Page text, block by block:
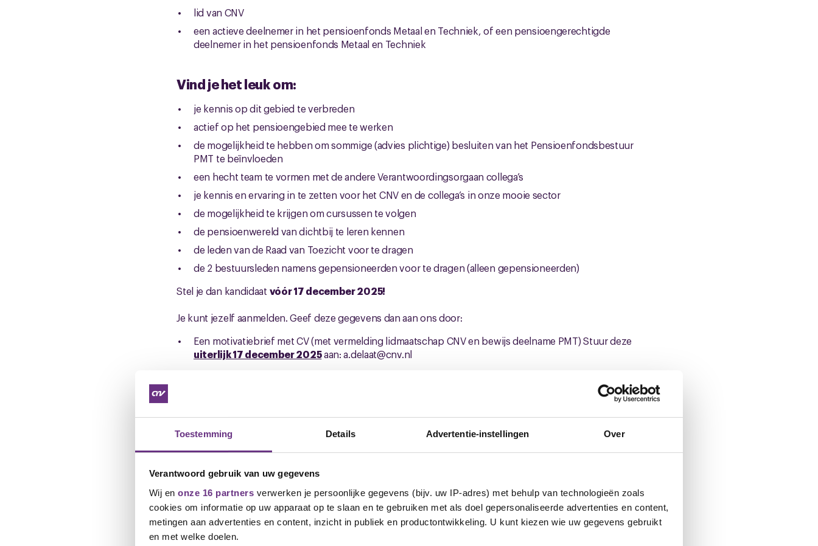
Toestemming Details Advertentie-instellingen Over
Verantwoord gebruik van uw gegevens
Wij en onze 16 partners verwerken je persoonlijke gegevens (bijv. uw IP-adres) met behulp van technologieën zoals
cookies om informatie op uw apparaat op te slaan en te gebruiken met als doel gepersonaliseerde advertenties en content,
metingen aan advertenties en content, inzicht in publiek en productontwikkeling. U kunt kiezen wie uw gegevens gebruikt
en met welke doelen.
lid van CNV
een actieve deelnemer in het pensioenfonds Metaal en Techniek, of een pensioengerechtigde
deelnemer in het pensioenfonds Metaal en Techniek
Vind je het leuk om:
je kennis op dit gebied te verbreden
actief op het pensioengebied mee te werken
de mogelijkheid te hebben om sommige (advies plichtige) besluiten van het Pensioenfondsbestuur
PMT te beïnvloeden
een hecht team te vormen met de andere Verantwoordingsorgaan collega’s
je kennis en ervaring in te zetten voor het CNV en de collega’s in onze mooie sector
de mogelijkheid te krijgen om cursussen te volgen
de pensioenwereld van dichtbij te leren kennen
de leden van de Raad van Toezicht voor te dragen
de 2 bestuursleden namens gepensioneerden voor te dragen (alleen gepensioneerden)
Stel je dan kandidaat vóór 17 december 2025!
Je kunt jezelf aanmelden. Geef deze gegevens dan aan ons door:
Een motivatiebrief met CV (met vermelding lidmaatschap CNV en bewijs deelname PMT) Stuur deze
uiterlijk 17 december 2025aan: a.delaat@cnv.nl
het huidige verantwoordingsorgaan. In dit gesprek zullen wij beoordelen of je aan de profielschets
voldoet. Deze gesprekken vinden in de maand januari plaats. Uiterlijk 23 januari zal CNV de kandidatuur
indienen bij PMT.
Op zoek naar meer informatie?
Hier staat meer informatie over het Verantwoordingsorgaan zoals profielschets (zie bijlage) en
pensioenfonds Metaal en Techniek. Websites voor informatie zijn:
https://www.pmt.nl/over-pmt/organisatie/verantwoordingsorgaan/verkiezingen-verantwoordingsorgaan/
https://www.cnvvakmensen.nl/caos/metaaltechniek/cao-metaal-en-techniek/pensioenregeling-metaal-en-